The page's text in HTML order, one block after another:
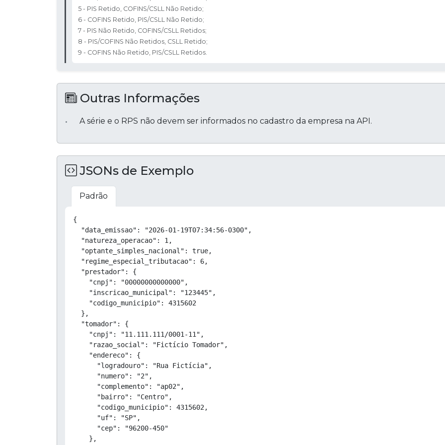
5 - PIS Retido, COFINS/CSLL Não Retido;
6 - COFINS Retido, PIS/CSLL Não Retido;
7 - PIS Não Retido, COFINS/CSLL Retidos;
8 - PIS/COFINS Não Retidos, CSLL Retido;
9 - COFINS Não Retido, PIS/CSLL Retidos.
Outras Informações
A série e o RPS não devem ser informados no cadastro da empresa na API.
JSONs de Exemplo
Padrão
{
  "data_emissao": "2026-01-19T07:34:56-0300",
  "natureza_operacao": 1,
  "optante_simples_nacional": true,
  "regime_especial_tributacao": 6,
  "prestador": {
    "cnpj": "00000000000000",
    "inscricao_municipal": "123445",
    "codigo_municipio": 4315602
  },
  "tomador": {
    "cnpj": "11.111.111/0001-11",
    "razao_social": "Fictício Tomador",
    "endereco": {
      "logradouro": "Rua Fictícia",
      "numero": "2",
      "complemento": "ap02",
      "bairro": "Centro",
      "codigo_municipio": 4315602,
      "uf": "SP",
      "cep": "96200-450"
    },